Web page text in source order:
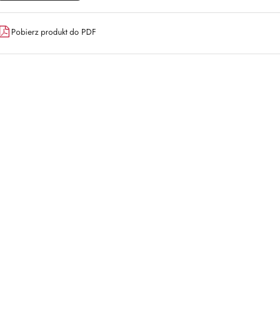
Pobierz produkt do PDF